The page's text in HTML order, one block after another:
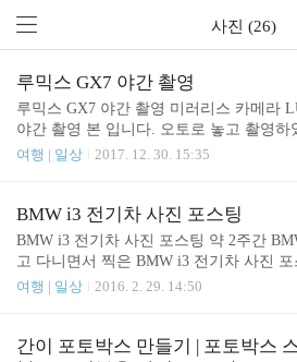
사진 (26)
루믹스 GX7 야간 촬영
루믹스 GX7 야간 촬영 미러리스 카메라
야간 촬영 본 입니다. 오토로 놓고 촬영하
이즈 및 레벨값 조정만 했습니다. ISO가
은 사진이 나오네요. 생각보다 야간에 너
사진이 찍혀서 깜짝놀랐습니다. 2017/12/
기 리뷰] - 최강의 미러리스 카메라 | 파나
화점 본점 명동, 스테이트타워 남산 명동,
스 트리 송파, 집으로 가면서, 다이나믹흑
여행 | 일상 2017. 12. 30. 15:35
BMW i3 전기차 사진 포스팅
BMW i3 전기차 사진 포스팅 약 2주간
고 다니면서 찍은 BMW i3 전기차 사진 포
달력 사진 같기도 하고 나름대로 마음에
정도 셔터스피드도 확보가 되면서 건물
여행 | 일상 2016. 2. 29. 14:50
간이 포토박스 만들기 | 포토박스